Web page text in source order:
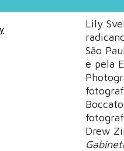
Lily
São
e pela
Drew